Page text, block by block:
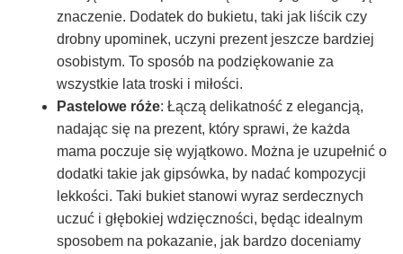
znaczenie. Dodatek do bukietu, taki jak liścik czy
drobny upominek, uczyni prezent jeszcze bardziej
osobistym. To sposób na podziękowanie za
wszystkie lata troski i miłości.
Pastelowe róże: Łączą delikatność z elegancją,
nadając się na prezent, który sprawi, że każda
mama poczuje się wyjątkowo. Można je uzupełnić o
dodatki takie jak gipsówka, by nadać kompozycji
lekkości. Taki bukiet stanowi wyraz serdecznych
uczuć i głębokiej wdzięczności, będąc idealnym
sposobem na pokazanie, jak bardzo doceniamy